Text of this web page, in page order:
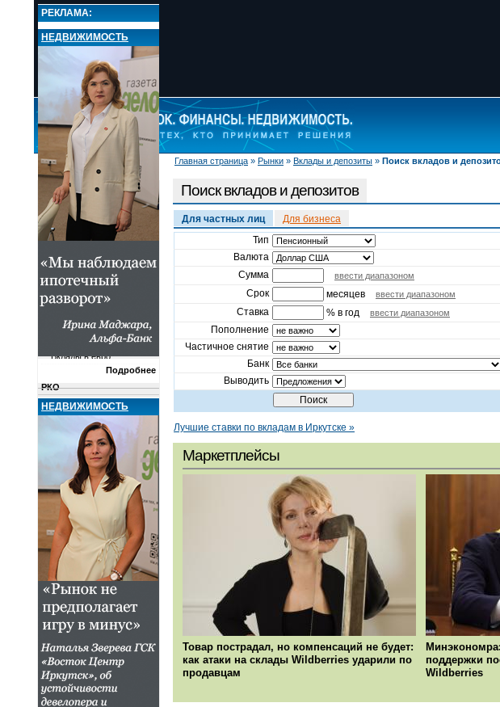
Главная страница » Рынки » Вклады и депозиты » Поиск вкладов и
НОВОСТИ
РЫНКИ
Валюта
Кредиты
Вклады и депозиты
депозитов
Лучшие ставки по
депозитам
Лучшие ставки по
Вклады в рублях
Вклады в долларах США
Вклады в евро
Новости и комментарии
РКО
Переводы
Металлы
Сейфы и ячейки
Недвижимость
КОМПАНИИ
О ПРОЕКТЕ
РЕКЛАМА:
НЕДВИЖИМОСТЬ
Подробнее
НЕДВИЖИМОСТЬ
Поиск вкладов и депозитов
Для частных лиц
Для бизнеса
Тип
Валюта
Сумма
ввести диапазоном
Срок месяцев ввести диапазоном
Ставка % в год ввести диапазоном
Пополнение
Частичное снятие
Банк
Выводить
Лучшие ставки по вкладам в Иркутске »
Маркетплейсы
Товар пострадал, но компенсаций не будет:
как атаки на склады Wildberries ударили по
продавцам
поддержки
Wildberries